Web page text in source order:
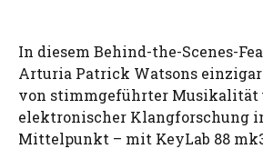
In diesem Behind-the-Scenes-
Arturia Patrick Watsons
von stimmgeführter Musikalität
elektronischer Klangforschung
Mittelpunkt – mit KeyLab 88